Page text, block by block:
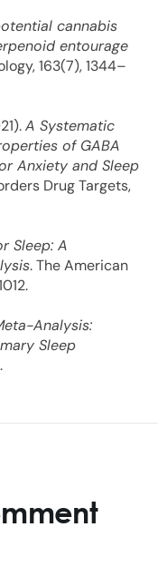
cannabis
entourage
163(7), 1344–
A Systematic
of GABA
Anxiety and Sleep
Drug Targets,
Sleep: A
. The American
Analysis:
Sleep